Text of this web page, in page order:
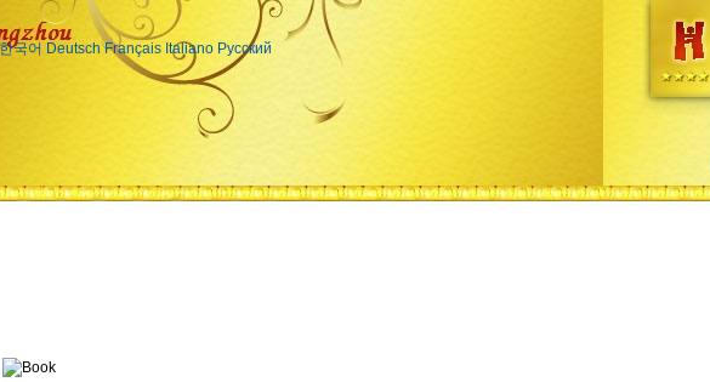
한국어 Deutsch Français Italiano Русский